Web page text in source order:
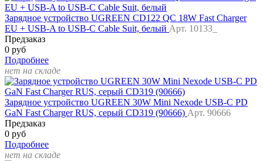
Зарядное устройство UGREEN CD122 QC 18W Fast Charger
EU + USB-A to USB-C Cable Suit, белый Арт. 10133_
Предзаказ
0 руб
Подробнее
нет на складе
Зарядное устройство UGREEN 30W Mini Nexode USB-C PD
GaN Fast Charger RUS, серый CD319 (90666) Арт. 90666
Предзаказ
0 руб
Подробнее
нет на складе